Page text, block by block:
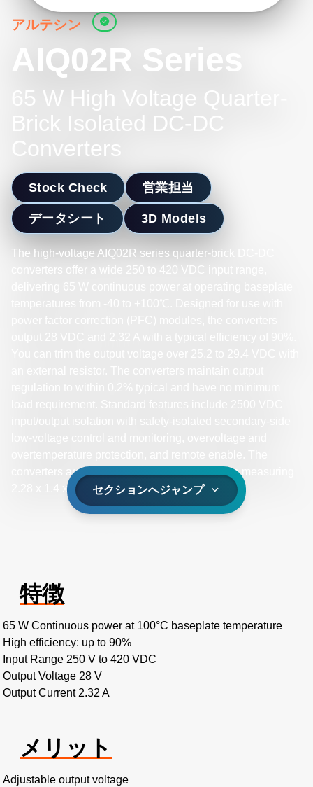
アルテシン
AIQ02R Series
65 W High Voltage Quarter-
Brick Isolated DC-DC
Converters
Stock Check 営業担当
データシート 3D Models
The high-voltage AIQ02R series quarter-brick DC-DC
converters offer a wide 250 to 420 VDC input range,
converters are housed in a robust sealed case measuring
2.28 x 1.4 x 0.5 inches (57.9 x 36.8 x 12.7 mm).
セクションへジャンプ
特徴
65 W Continuous power at 100°C baseplate temperature
High efficiency: up to 90%
Input Range 250 V to 420 VDC
Output Voltage 28 V
Output Current 2.32 A
メリット
Adjustable output voltage